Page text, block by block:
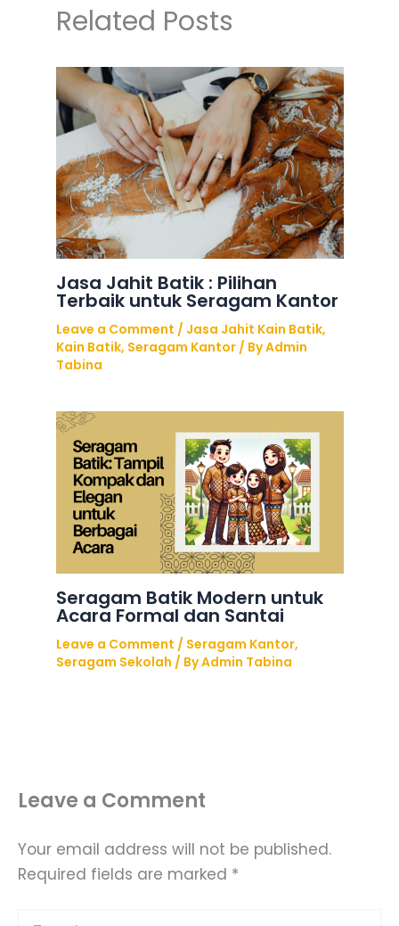
Related Posts
Jasa Jahit Batik : Pilihan
Terbaik untuk Seragam Kantor
Leave a Comment / Jasa Jahit Kain Batik,
Kain Batik, Seragam Kantor/ ByAdmin
Tabina
Seragam Batik Modern untuk
Acara Formal dan Santai
Leave a Comment / Seragam Kantor,
Seragam Sekolah / ByAdmin Tabina
Leave a Comment
Your email address will not be published.
Required fields are marked *